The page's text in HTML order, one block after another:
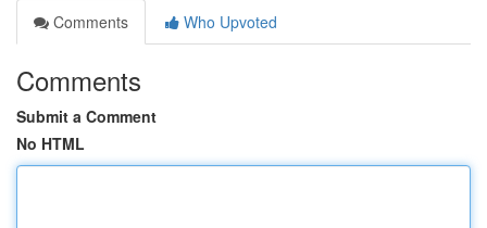
Comments
Who Upvoted
Comments
Submit a Comment
No HTML